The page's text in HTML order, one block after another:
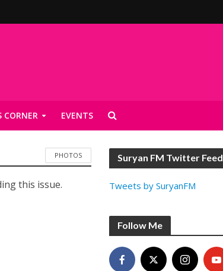
CORNER EVENTS
PHOTOS
this issue.
Suryan FM Twitter Feed
Tweets by SuryanFM
Follow Me